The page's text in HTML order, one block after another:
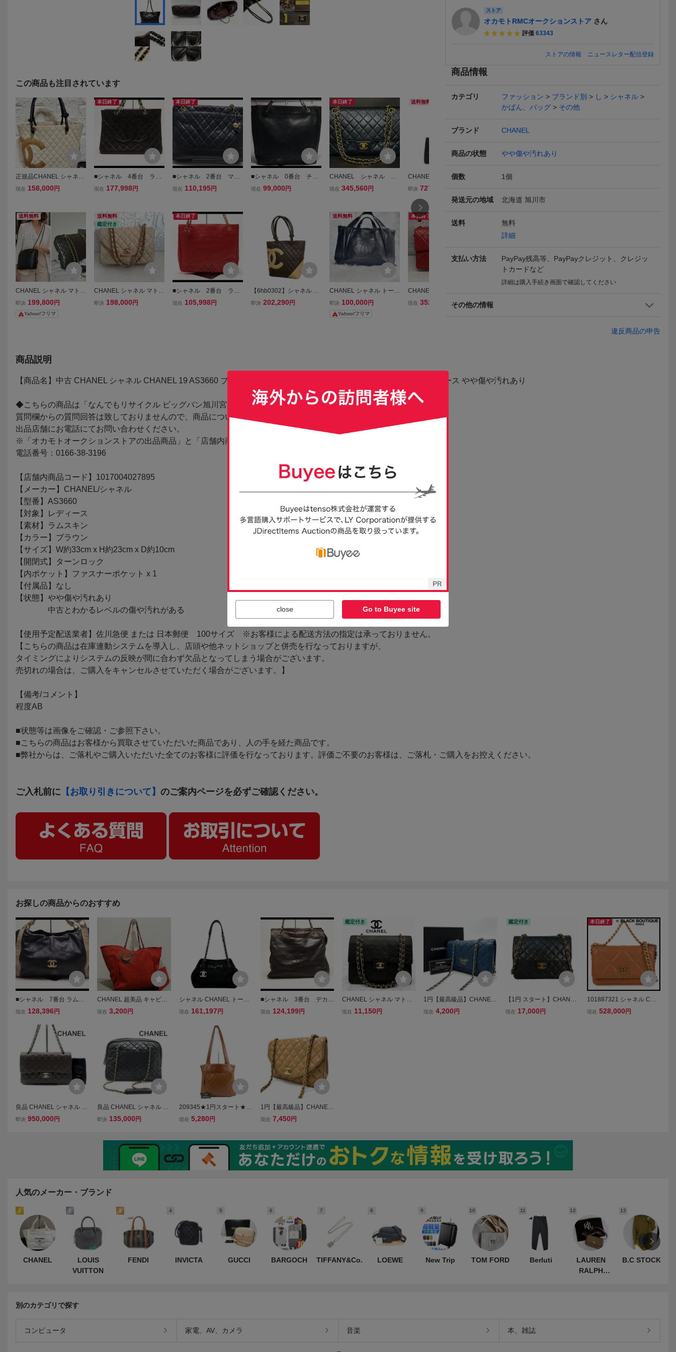
この商品も注目されています
正規品CHANEL シャネル
カンボンライン トートバ
ー金具
現在 158,000 円
送料無料
CHANEL シャネル マトラ
ッセ チェーンショルダー
ブラック ゴールド金具 チ
即決 199,800 円
Yahoo!フリマ
本日終了
■シャネル 4番台 ラム
スキン マトラッセ チ
現在 177,998円
送料無料
鑑定付き
CHANEL シャネル マトラ
ッセ チェーンショルダー
即決 198,000 円
本日終了
■シャネル 2番台 マト
ラッセ ラムスキン チ
現在 110,195円
本日終了
■シャネル 2番台 ラム
スキン チェーントート
現在 105,998円
■シャネル 0番台 チェ
ーントート ラムスキ
現在 99,000 円
【6hb0302】シャネル ト
ートバッグ カンボン ラム
即決 202,290 円
本日終了
CHANEL シャネル マ
トラッセ ダブルフラッ
ラック 27cm
現在 345,560 円
送料無料
CHANEL シャネル トート
バッグ ブラック 黒 ハン
即決 100,000 円
Yahoo!フリマ
送料無料
CHANEL シャネル キャビ
アスキン チェーン トート
バッグ スーパーモデル シ
ョルダーバッグ レザー ブ
ラック ゴールド金具
即決 727,100
本日終了
CHANEL ラムスキン ミ
ニマトラッセ チェーン
ショルダーバッグ シャ
現在 352,000
良品 CHANEL シャネル
ェーン ショルダーバッグ
トートバッグ ブラック
ル ココマーク ラムスキン
レザー チェーン ショルダ
現在
本日終了
ンドバッ
ラック 黒
男女兼用
現在
ストア
オカモトRMCオークションストア さん
評価 63343
ストアの情報 ニュースレター配信登録
商品情報
カテゴリ ファッション ブランド別 し
シャネル
かばん、バッグ
その他
ブランド CHANEL
商品の状態 やや傷や汚れあり
個数 1個
発送元の地域 北海道 旭川市
送料
無料
詳細
支払い方法
PayPay残高等、PayPayクレジット、クレジッ
トカードなど
詳細は購入手続き画面で確認してください
その他の情報
違反商品の申告
商品説明
お探しの商品からのおすすめ
■シャネル 7番台 ラムス
キン バイカラー チェー
■0709ol723-4K
現在 128,396円
CHANEL 超美品 キャビア
スキン レザー ショルダー
ザーポーチ 付属
現在 3,200 円
シャネル CHANEL トート
バッグ Vステッチ(シェブ
ー金具/チェーンショルダ
現在 161,197 円
■シャネル 3番台 デカコ
コ ラムスキン チェーン
現在 124,199円
鑑定付き
CHANEL シャネル マトラ
ッセ定番 ラムスキン ダブ
現在 11,150 円
1円【最高級品】CHANEL
シャネル ダブルピース チ
現在 4,200 円
鑑定付き
【1円 スタート】CHANEL
シャネル ラムスキン マト
現在 17,000 円
本日終了
101887321 シャネル CHA
NEL シャネル19 チェーン
現在 528,000 円
良品 CHANEL シャネル コ
コマーク ラムスキン レザ
即決 950,000円
良品 CHANEL シャネル コ
コマーク マトラッセ ラム
バン BAG k7429
即決 135,000円
209345★1円スタート★C
HANEL シャネル 中美品 マ
ッグ ラムスキン ブラウン
現在 5,280円
1円【最高級品】CHANEL
シャネル マトラッセ シン
ン ゴールド金具 ブラウン
茶色
現在 7,450円
人気のメーカー・ブランド
1
CHANEL
2
LOUIS
VUITTON
3
FENDI
4
INVICTA
5
GUCCI
6
BARGOCH
7
TIFFANY&Co.
8
LOEWE
9
New Trip
10
TOM FORD
11
Berluti
12
LAUREN
RALPH
13
B.C STOCK
別のカテゴリで探す
コンピュータ 家電、AV、カメラ 音楽 本、雑誌
close Go to Buyee site